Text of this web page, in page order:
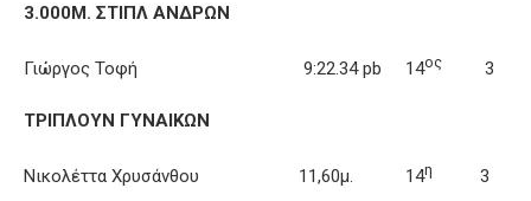
3.000Μ. ΣΤΙΠΛ ΑΝΔΡΩΝ
Γιώργος Τοφή 9:22.34 pb 14ος 3
ΤΡΙΠΛΟΥΝ ΓΥΝΑΙΚΩΝ
Νικολέττα Χρυσάνθου 11,60μ. 14η 3